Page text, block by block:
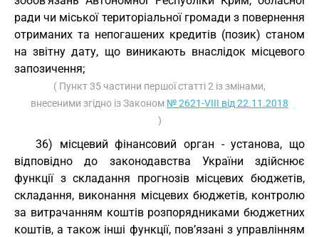
ради чи міської територіальної громади з повернення
отриманих та непогашених кредитів (позик) станом
на звітну дату, що виникають внаслідок місцевого
запозичення;
( Пункт 35 частини першої статті 2 із змінами,
внесеними згідно із Законом № 2621-VIII від 22.11.2018
)
36) місцевий фінансовий орган - установа, що
відповідно до законодавства України здійснює
функції з складання прогнозів місцевих бюджетів,
складання, виконання місцевих бюджетів, контролю
за витрачанням коштів розпорядниками бюджетних
коштів, а також інші функції, пов’язані з управлінням